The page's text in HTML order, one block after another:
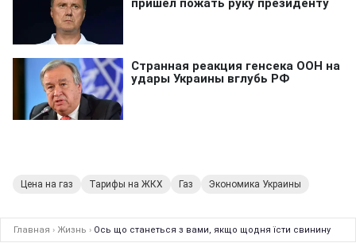
Цена на газ Тарифы на ЖКХ Газ Экономика Украины
Главная › Жизнь › Ось що станеться з вами, якщо щодня їсти свинину